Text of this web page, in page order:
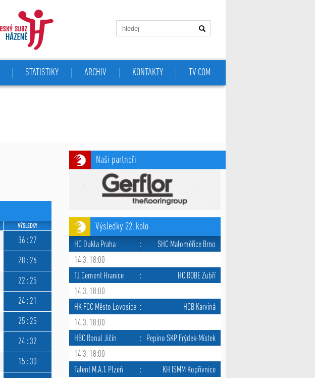
STATISTIKY ARCHIV KONTAKTY TV COM
VÝSLEDKY
36 : 27
28 : 26
22 : 25
24 : 21
25 : 25
24 : 32
15 : 30
Naši partneři
Výsledky 22. kolo
HC Dukla Praha :
SHC Maloměřice Brno
14.3. 18:00
TJ Cement Hranice
:
HC ROBE Zubří
14.3. 18:00
HK FCC Město Lovosice :
HCB Karviná
14.3. 18:00
HBC Ronal Jičín
: Pepino SKP Frýdek-Místek
14.3. 18:00
Talent M.A.T. Plzeň
:
KH ISMM Kopřivnice